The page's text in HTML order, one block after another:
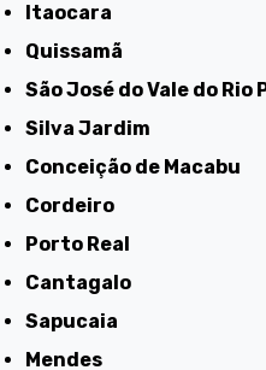
Itaocara
Quissamã
São José do Vale do Rio
Silva Jardim
Conceição de Macabu
Cordeiro
Porto Real
Cantagalo
Sapucaia
Mendes